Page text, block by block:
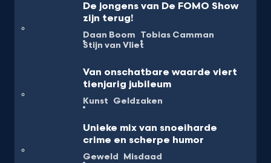
De jongens van De FOMO Show
zijn terug!
Daan Boom Tobias Camman
Stijn van Vliet
Van onschatbare waarde viert
tienjarig jubileum
Kunst Geldzaken
Unieke mix van snoeiharde
crime en scherpe humor
Geweld Misdaad